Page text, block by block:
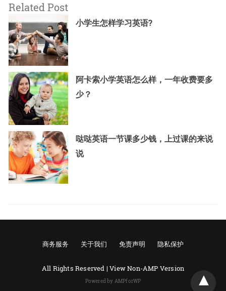
Related Post
小学生怎样学习英语?
阿卡索小学英语怎么样，一年收费要多
少？
哒哒英语一节课多少钱，上过课的来说
说
商务服务 关于我们 免责声明 隐私保护
All Rights Reserved |View Non-AMP Version
Powered by AMPforWP